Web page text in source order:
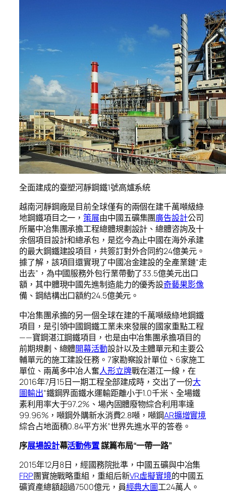
全面建成的臺塑河靜鋼鐵1號高爐系統
越南河靜鋼廠是目前全球僅有的兩個在建千萬噸級綠
地鋼鐵項目之一， 策展由中國五礦集團廣告設計公司
所屬中冶集團承擔工程總體規劃設計、總體咨詢及十
余個項目設計和總承包，是迄今為止中國在海外承建
的最大鋼鐵建設項目，共簽訂對外合同約24億美元。
據了解，該項目還實現了中國冶金建設的全產業鏈“走
出去”，為中國服務外包行業帶動了33.5億美元出口
額，其中體現中國先進制造能力的優秀設奇藝果影像
備、鋼結構出口額約24.5億美元。
中冶集團承擔的另一個全球在建的千萬噸級綠地鋼鐵
項目，是引領中國鋼鐵工業未來發展的國家重點工程
——寶鋼湛江鋼鐵項目，也是由中冶集團承擔項目的
前期規劃、總體開幕活動設計以及主體單元和主要公
輔單元的施工建設任務。7家勘察設計單位、6家施工
單位、兩萬多中冶人奮人形立牌戰在湛江一線，在
2016年7月15日一期工程全部建成時，交出了一份大
圖輸出“鐵鋼界面鐵水運輸距離小于1.0千米、全場鐵
素利用率大于97.2%、場內固體廢物綜合利用率達
99.96%，噸鋼外購新水消費2.8噸，噸鋼AR擴增實境
綜合占地面積0.84平方米”世界先進水平的答卷。
序展場設計幕活動佈置謀篇布局“一帶一路”
2015年12月8日，經國務院批準，中國五礦與中冶集
FRP團實施戰略重組，重組后新VR虛擬實境的中國五
礦資產總額超過7500億元，員經典大圖工24萬人。